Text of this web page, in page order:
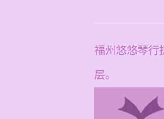
福州悠悠琴行
层。